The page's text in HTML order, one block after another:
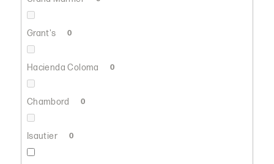
Grant's 0
Hacienda Coloma 0
Chambord 0
Isautier 0